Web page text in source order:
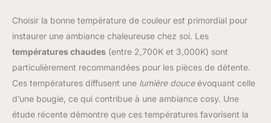
Choisir la bonne température de couleur est primordial pour
instaurer une ambiance chaleureuse chez soi. Les
températures chaudes (entre 2,700K et 3,000K) sont
particulièrement recommandées pour les pièces de détente.
Ces températures diffusent une lumière douceévoquant celle
d’une bougie, ce qui contribue à une ambiance cosy. Une
étude récente démontre que ces températures favorisent la